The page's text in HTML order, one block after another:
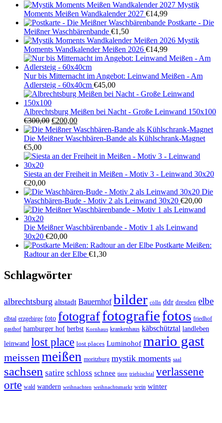
Mystik
Moments Meißen Wandkalender 2027 €14,99
Postkarte - Die
Meißner Waschbärenbande €1,50
Mystik
Moments Wandkalender Meißen 2026 €14,99
Nur bis Mitternacht im Angebot: Leinwand Meißen - Am
Adlersteig - 60x40cm €45,00
Albrechtsburg Meißen bei Nacht - Große Leinwand 150x100
€300,00 Ursprünglicher
Preis
war:
€200,00Aktueller
Preis
ist:
Die Meißner Waschbären-Bande als Kühlschrank-Magnet
€5,00
Siesta an der Freiheit in Meißen - Motiv 3 - Leinwand 30x20
€20,00
Die
Waschbären-Bude - Motiv 2 als Leinwand 30x20 €20,00
Die Meißner Waschbärenbande - Motiv 1 als Leinwand
30x20 €20,00
Postkarte Meißen:
Radtour an der Elbe €1,30
Schlagwörter
albrechtsburg altstadt Bauernhof bilder cölln ddr dresden elbe
elbtal erzgebirge foto fotograffotografiefotos friedhof
gasthof hamburger hof herbst Kornhaus krankenhaus käbschütztal landleben
leinwand lost place lost places Luminohof mario gast
meissen meißen moritzburg mystik moments saal
sachsen satire schloss schnee tiere triebischtal verlassene
orte wald wandern weihnachten weihnachtsmarkt wein winter